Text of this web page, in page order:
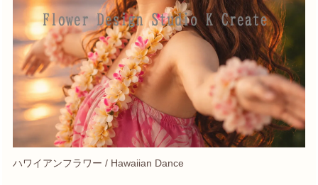
ハワイアンフラワー / Hawaiian Dance